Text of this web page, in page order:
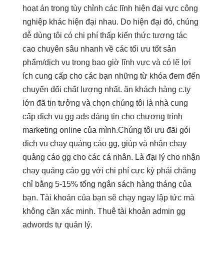
hoạtán trong tùy chỉnh các lĩnh hiện đại vực công
nghiệp khác hiện đại nhau. Do hiện đại đó, chúng
dễ dùng tôi có chi phí thấp kiến ​​thức tương tác
cao chuyên sâu nhanh về các tối ưu tốtsản
phẩm/dịch vụ trong bao giờ lĩnh vực và có lẽ lợi
ích cung cấp cho các bạn những từ khóa đem đến
chuyển đổi chất lượng nhất. ăn khách hàng c.ty
lớn đã tin tưởng và chọn chúng tôi là nhà cung
cấp dịch vụ gg ads đáng tin cho chương trình
marketing online của mình.Chúng tôi ưu đãi gói
dịch vụ chạy quảng cáo gg, giúp và nhận chạy
quảng cáo gg cho các cá nhân. Là đại lý cho nhận
chạy quảng cáo gg với chi phí cực kỳ phải chăng
chỉ bằng 5-15% tổng ngân sách hàng tháng của
bạn. Tài khoản của bạn sẽ chạy ngay lập tức mà
không cần xác minh. Thuê tài khoản admin gg
adwords tự quản lý.